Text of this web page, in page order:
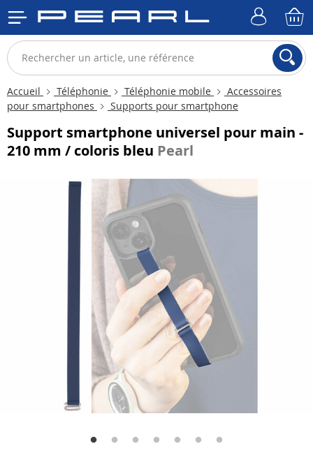
Accueil Téléphonie Téléphonie mobile
Accessoires
pour smartphones
Supports pour smartphone
Support smartphone universel pour main -
210 mm / coloris bleu Pearl